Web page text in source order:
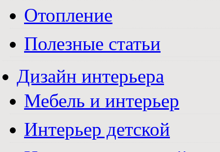
Отопление
Полезные статьи
Дизайн интерьера
Мебель и интерьер
Интерьер детской